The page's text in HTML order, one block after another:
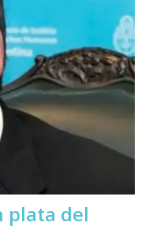
plata del